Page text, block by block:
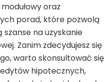
oraz
porad, które pozwolą
szanse na uzyskanie
Zanim zdecydujesz się
warto skonsultować się
hipotecznych,